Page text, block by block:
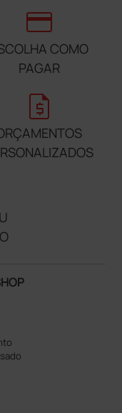
credit_card
COMO
PAGAR
request_quote